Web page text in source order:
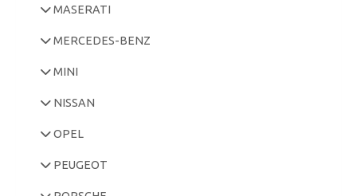
MASERATI
MERCEDES-BENZ
MINI
NISSAN
OPEL
PEUGEOT